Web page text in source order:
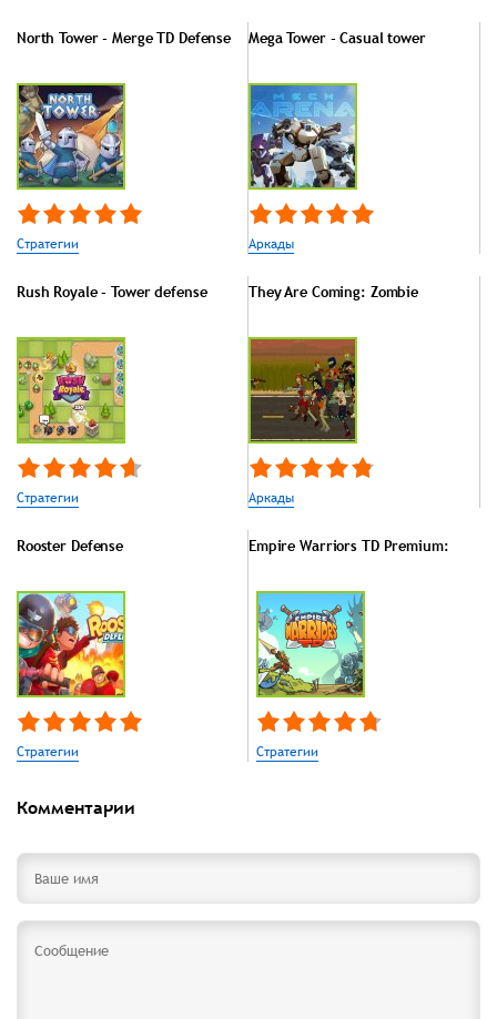
North Tower - Merge TD Defense
Стратегии
Mega Tower - Casual tower
Аркады
Rush Royale - Tower defense
Стратегии
They Are Coming: Zombie
Аркады
Rooster Defense
Стратегии
Empire Warriors TD Premium:
Стратегии
Комментарии